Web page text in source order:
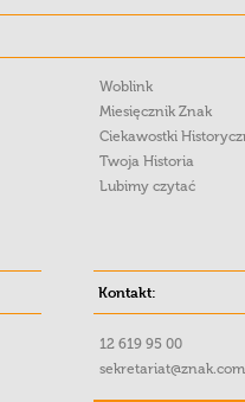
Woblink
Miesięcznik Znak
Ciekawostki
Twoja Historia
Lubimy czytać
Kontakt:
12 619 95 00